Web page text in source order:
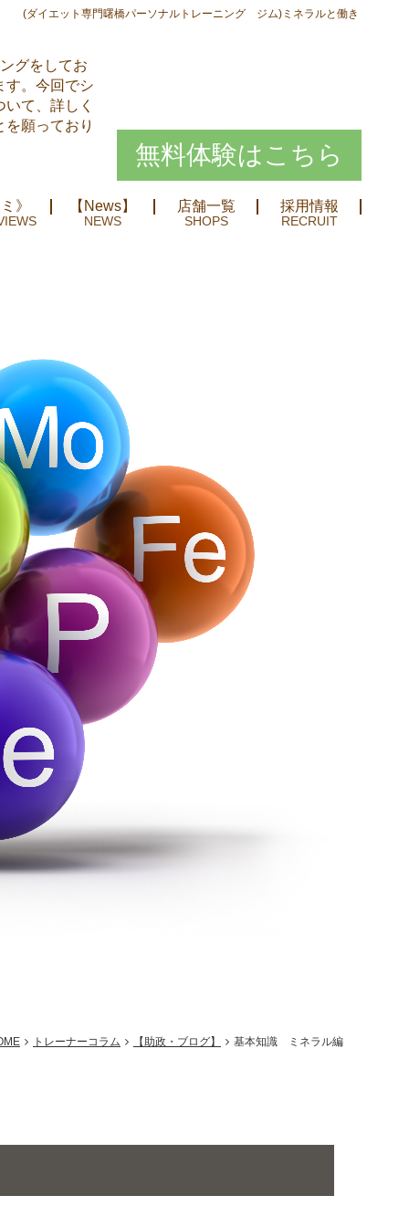
(ダイエット専門曙橋パーソナルトレーニング ジム)ミネラルと働き
グをしてお
す。今回でシ
て、詳しく
願っており
無料体験はこちら
》 【News】 店舗一覧 採用情報
トレーナーコラム 【助政・ブログ】 基本知識 ミネラル編